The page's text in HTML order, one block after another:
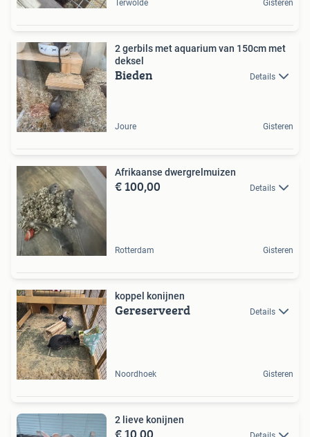
Terwolde Gisteren
2 gerbils met aquarium van 150cm met
deksel
Bieden Details
Joure Gisteren
Afrikaanse dwergrelmuizen
€ 100,00 Details
Rotterdam Gisteren
koppel konijnen
Gereserveerd Details
Noordhoek Gisteren
2 lieve konijnen